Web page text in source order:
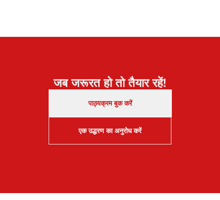
जब जरूरत हो तो तैयार रहें!
पाठ्यक्रम बुक करें
एक उद्धरण का अनुरोध करें